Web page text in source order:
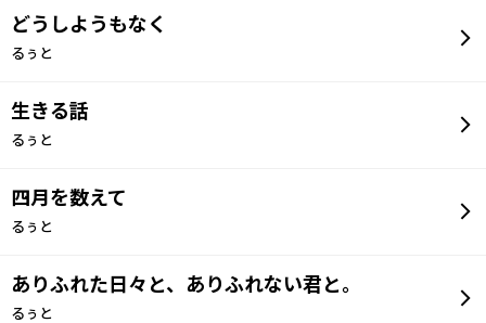
どうしようもなく
るぅと
生きる話
るぅと
四月を数えて
るぅと
ありふれた日々と、ありふれない君と。
るぅと